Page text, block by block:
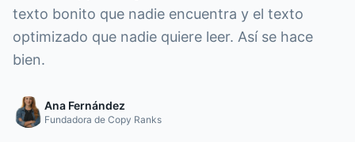
texto bonito que nadie encuentra y el texto
optimizado que nadie quiere leer. Así se hace
bien.
Ana Fernández
Fundadora de Copy Ranks